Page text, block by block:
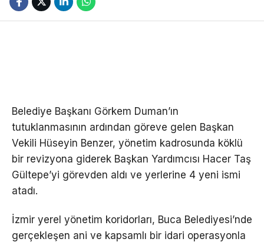
Belediye Başkanı Görkem Duman’ın
tutuklanmasının ardından göreve gelen Başkan
Vekili Hüseyin Benzer, yönetim kadrosunda köklü
bir revizyona giderek Başkan Yardımcısı Hacer Taş
Gültepe’yi görevden aldı ve yerlerine 4 yeni ismi
atadı.
İzmir yerel yönetim koridorları, Buca Belediyesi’nde
gerçekleşen ani ve kapsamlı bir idari operasyonla